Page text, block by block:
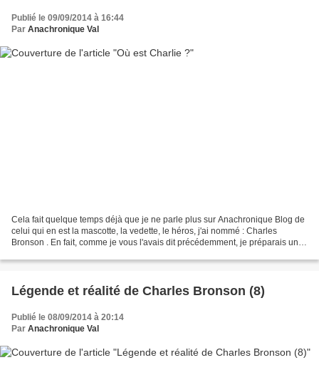
Publié le 09/09/2014 à 16:44
Par Anachronique Val
Cela fait quelque temps déjà que je ne parle plus sur Anachronique Blog de
celui qui en est la mascotte, la vedette, le héros, j'ai nommé : Charles
Bronson . En fait, comme je vous l'avais dit précédemment, je préparais une
Légende et réalité de Charles Bronson (8)
Publié le 08/09/2014 à 20:14
Par Anachronique Val